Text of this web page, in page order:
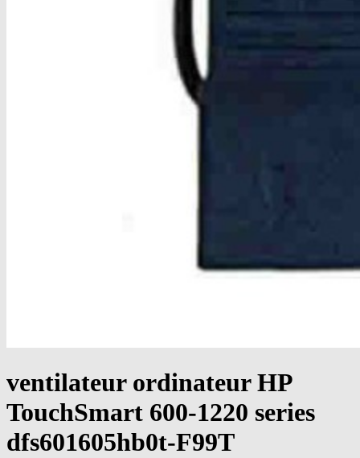
ventilateur ordinateur HP
TouchSmart 600-1220 series
dfs601605hb0t-F99T